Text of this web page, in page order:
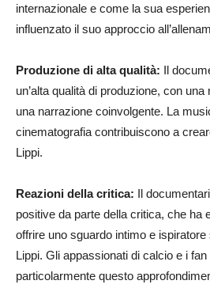
internazionale e come la sua
influenzato il suo approccio
Produzione di alta qualità: Il
un’alta qualità di produzione, con
una narrazione coinvolgente. La
cinematografia contribuiscono a
Lippi.
Reazioni della critica: Il
positive da parte della critica, che ha
offrire uno sguardo intimo e
Lippi. Gli appassionati di calcio e i
particolarmente questo